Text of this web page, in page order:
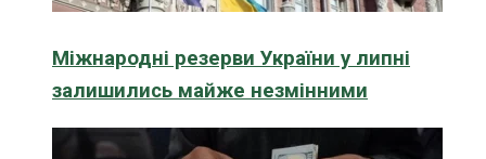
Міжнародні резерви України у липні
залишились майже незмінними